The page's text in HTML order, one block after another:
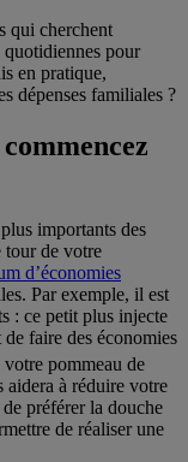
qui cherchent
quotidiennes pour
en pratique,
dépenses familiales ?
importants des
tour de votre
d’économies
Par exemple, il est
: ce petit plus injecte
faire des économies
pommeau de
à réduire votre
préférer la douche
de réaliser une